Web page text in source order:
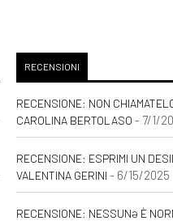
RECENSIONI
RECENSIONE: NON
CAROLINA BERTOLASO - 7/1/
RECENSIONE: ESPRIMI UN
VALENTINA GERINI - 6/15/2025
RECENSIONE: NESSUNƏ È